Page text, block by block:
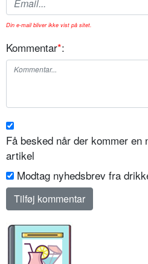
Din e-mail bliver ikke vist på sitet.
Kommentar*:
Få besked når der kommer en
artikel
Modtag nyhedsbrev fra